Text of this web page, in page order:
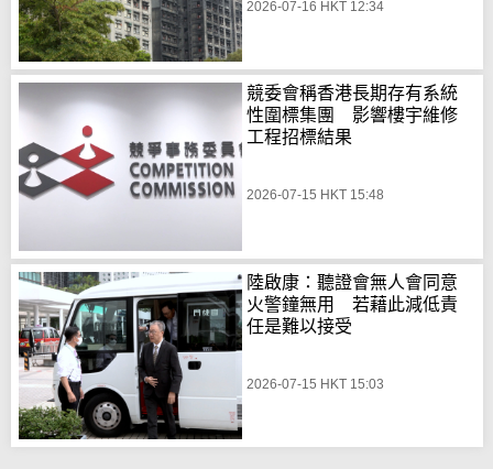
2026-07-16 HKT 12:34
競委會稱香港長期存有系統
性圍標集團 影響樓宇維修
工程招標結果
2026-07-15 HKT 15:48
陸啟康：聽證會無人會同意
火警鐘無用 若藉此減低責
任是難以接受
2026-07-15 HKT 15:03